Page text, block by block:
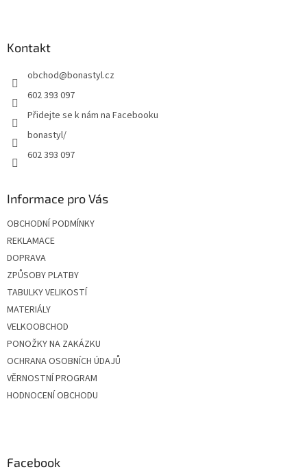
Kontakt
obchod@bonastyl.cz
602 393 097
Přidejte se k nám na Facebooku
bonastyl/
602 393 097
Informace pro Vás
OBCHODNÍ PODMÍNKY
REKLAMACE
DOPRAVA
ZPŮSOBY PLATBY
TABULKY VELIKOSTÍ
MATERIÁLY
VELKOOBCHOD
PONOŽKY NA ZAKÁZKU
OCHRANA OSOBNÍCH ÚDAJŮ
VĚRNOSTNÍ PROGRAM
HODNOCENÍ OBCHODU
Facebook